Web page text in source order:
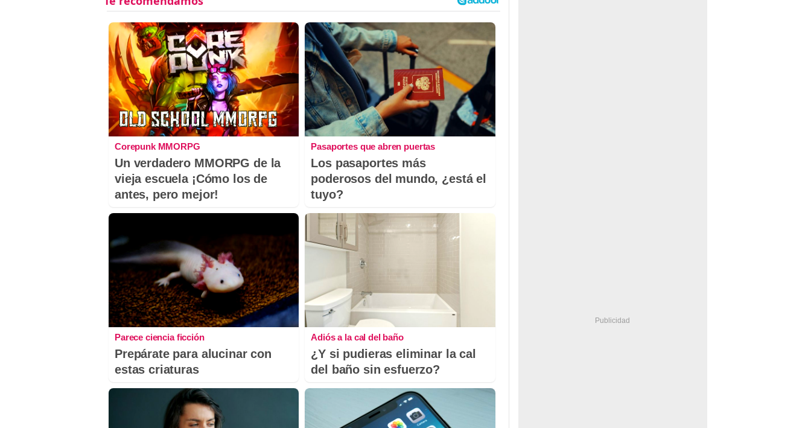
Corepunk MMORPG
Un verdadero MMORPG de la
vieja escuela ¡Cómo los de
antes, pero mejor!
Pasaportes que abren puertas
Los pasaportes más
poderosos del mundo, ¿está el
tuyo?
Parece ciencia ficción
Prepárate para alucinar con
estas criaturas
Adiós a la cal del baño
¿Y si pudieras eliminar la cal
del baño sin esfuerzo?